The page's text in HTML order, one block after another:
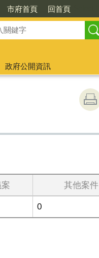
市府首頁 回首頁
政府公開資訊
其他案件
0